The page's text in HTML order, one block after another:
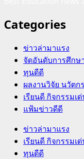
Categories
ข่าวล่ามาแรง
จัดอันดับการศึกษ
ทุนดีดี
ผลงานวิจัย นวัตก
เรียนดี กิจกรรมเ
แฟ้มข่าวดีดี
Primary
Menu
ข่าวล่ามาแรง
เรียนดี กิจกรรมเ
ทุนดีดี